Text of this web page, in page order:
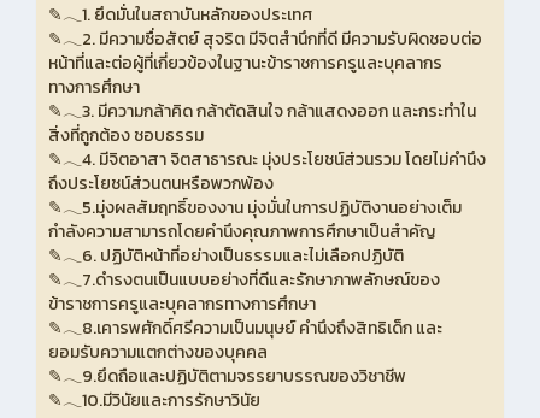
✎𓂃1. ยึดมั่นในสถาบันหลักของประเทศ
✎𓂃2. มีความซื่อสัตย์ สุจริต มีจิตสำนึกที่ดี มีความรับผิดชอบต่อ
หน้าที่และต่อผู้ที่เกี่ยวข้องในฐานะข้าราชการครูและบุคลากร
ทางการศึกษา
✎𓂃3. มีความกล้าคิด กล้าตัดสินใจ กล้าแสดงออก และกระทำใน
สิ่งที่ถูกต้อง ชอบธรรม
✎𓂃4. มีจิตอาสา จิตสาธารณะ มุ่งประโยชน์ส่วนรวม โดยไม่คำนึง
ถึงประโยชน์ส่วนตนหรือพวกพ้อง
✎𓂃5.มุ่งผลสัมฤทธิ์ของงาน มุ่งมั่นในการปฏิบัติงานอย่างเต็ม
กำลังความสามารถโดยคำนึงคุณภาพการศึกษาเป็นสำคัญ
✎𓂃6. ปฏิบัติหน้าที่อย่างเป็นธรรมและไม่เลือกปฏิบัติ
✎𓂃7.ดำรงตนเป็นแบบอย่างที่ดีและรักษาภาพลักษณ์ของ
ข้าราชการครูและบุคลากรทางการศึกษา
✎𓂃8.เคารพศักดิ์ศรีความเป็นมนุษย์ คำนึงถึงสิทธิเด็ก และ
ยอมรับความแตกต่างของบุคคล
✎𓂃9.ยึดถือและปฏิบัติตามจรรยาบรรณของวิชาชีพ
✎𓂃10.มีวินัยและการรักษาวินัย